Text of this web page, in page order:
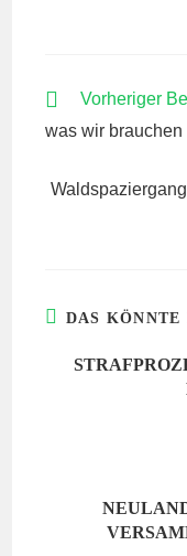
WEITERE
ANSEHEN
Vorheriger
was wir brauchen
DAS